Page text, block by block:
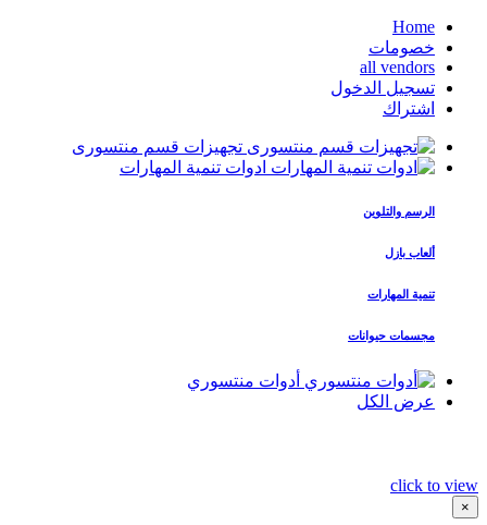
Home
خصومات
all vendors
تسجيل الدخول
اشتراك
تجهيزات قسم منتسورى
ادوات تنمية المهارات
الرسم والتلوين
ألعاب بازل
تنمية المهارات
مجسمات حيوانات
أدوات منتسوري
عرض الكل
click to view
×